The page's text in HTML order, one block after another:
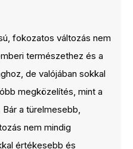
fokozatos változás nem
természethez és a
de valójában sokkal
megközelítés, mint a
a türelmesebb,
nem mindig
értékesebb és